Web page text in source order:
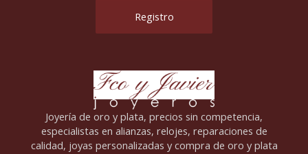
Joyería de oro y plata, precios sin competencia,
especialistas en alianzas, relojes, reparaciones de
calidad, joyas personalizadas y compra de oro y plata